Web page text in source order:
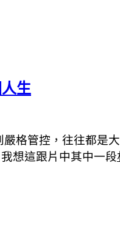
生
格管控，往往都是
想這跟片中其中一段